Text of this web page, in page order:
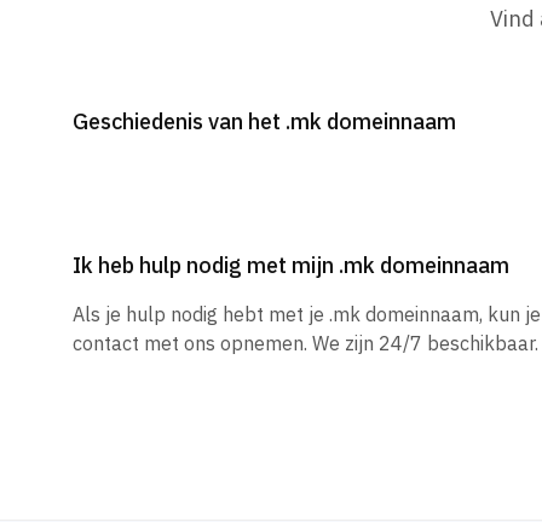
Vind
Geschiedenis van het .mk domeinnaam
Ik heb hulp nodig met mijn .mk domeinnaam
Als je hulp nodig hebt met je .mk domeinnaam, kun
contact met ons opnemen. We zijn 24/7 beschikbaar.